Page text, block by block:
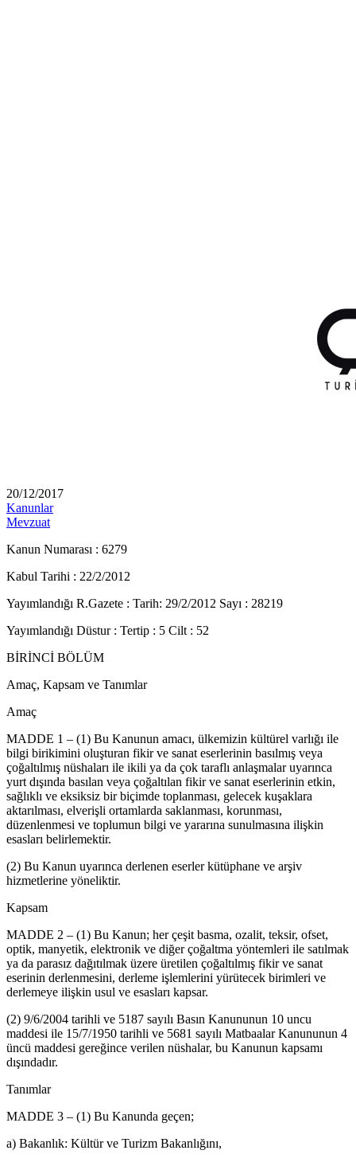
20/12/2017
Kanunlar
Mevzuat
Kanun Numarası : 6279
Kabul Tarihi : 22/2/2012
Yayımlandığı R.Gazete : Tarih: 29/2/2012 Sayı : 28219
Yayımlandığı Düstur : Tertip : 5 Cilt : 52
BİRİNCİ BÖLÜM
Amaç, Kapsam ve Tanımlar
Amaç
MADDE 1 – (1) Bu Kanunun amacı, ülkemizin kültürel varlığı ile
bilgi birikimini oluşturan fikir ve sanat eserlerinin basılmış veya
çoğaltılmış nüshaları ile ikili ya da çok taraflı anlaşmalar uyarınca
yurt dışında basılan veya çoğaltılan fikir ve sanat eserlerinin etkin,
sağlıklı ve eksiksiz bir biçimde toplanması, gelecek kuşaklara
aktarılması, elverişli ortamlarda saklanması, korunması,
düzenlenmesi ve toplumun bilgi ve yararına sunulmasına ilişkin
esasları belirlemektir.
(2) Bu Kanun uyarınca derlenen eserler kütüphane ve arşiv
hizmetlerine yöneliktir.
Kapsam
MADDE 2 – (1) Bu Kanun; her çeşit basma, ozalit, teksir, ofset,
optik, manyetik, elektronik ve diğer çoğaltma yöntemleri ile satılmak
ya da parasız dağıtılmak üzere üretilen çoğaltılmış fikir ve sanat
eserinin derlenmesini, derleme işlemlerini yürütecek birimleri ve
derlemeye ilişkin usul ve esasları kapsar.
(2) 9/6/2004 tarihli ve 5187 sayılı Basın Kanununun 10 uncu
maddesi ile 15/7/1950 tarihli ve 5681 sayılı Matbaalar Kanununun 4
üncü maddesi gereğince verilen nüshalar, bu Kanunun kapsamı
dışındadır.
Tanımlar
MADDE 3 – (1) Bu Kanunda geçen;
a) Bakanlık: Kültür ve Turizm Bakanlığını,